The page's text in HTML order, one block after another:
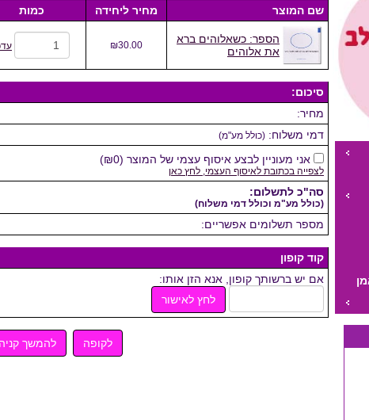
שם המוצר מחיר ליחידה כמות
הספר: כשאלוהים ברא
את אלוהים
₪30.00
סיכום:
מחיר:
דמי משלוח: (כולל מע"מ)
אני מעוניין לבצע איסוף עצמי של המוצר (
₪0
)
לצפייה בכתובת לאיסוף העצמי, לחץ כאן
סה"כ לתשלום:
(כולל מע"מ וכולל דמי משלוח)
מספר תשלומים אפשריים:
קוד קופון
אם יש ברשותך קופון, אנא הזן אותו:
לחץ לאישור
לקופה להמשך קניה